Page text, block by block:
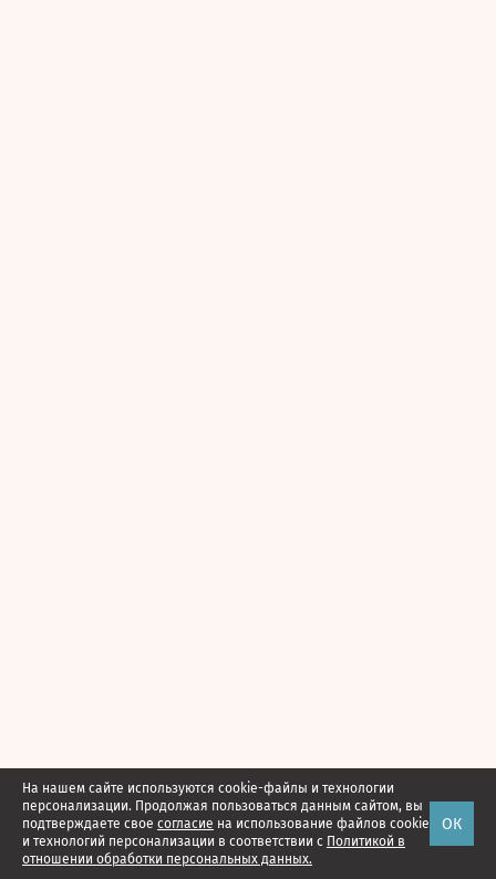
На нашем сайте используются cookie-файлы и технологии
персонализации. Продолжая пользоваться данным сайтом, вы
подтверждаете свое согласие на использование файлов cookie
и технологий персонализации в соответствии с Политикой в
отношении обработки персональных данных.
ОК